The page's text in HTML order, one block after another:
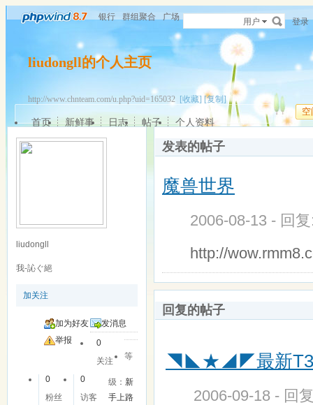
银行 群组聚合 广场 用户 登录
liudongll的个人主页
http://www.chnteam.com/u.php?uid=165032 [收藏] [复制]
空
首页 新鲜事 日志 帖子 个人资料
liudongll
我-訫ぐ絕
加关注
加为好友
发消息
举报
0
关注
0
粉丝
0
访客
等
级：新
手上路
发表的帖子
魔兽世界
2006-08-13 - 回
http://
回复的帖子
◥◣★◢◤最新T3
2006-09-18 - 回